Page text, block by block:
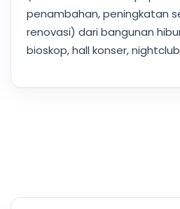
penambahan, peningkatan
renovasi) dari bangunan
bioskop, hall konser,